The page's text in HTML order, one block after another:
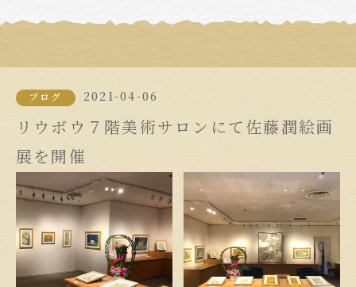
ブログ 2021-04-06
リウボウ７階美術サロンにて佐藤潤絵画
展を開催